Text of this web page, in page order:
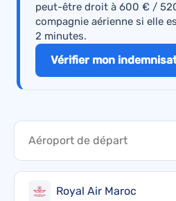
peut-être droit à 600 € /
compagnie aérienne si elle
2 minutes.
Vérifier mon
Royal Air Maroc